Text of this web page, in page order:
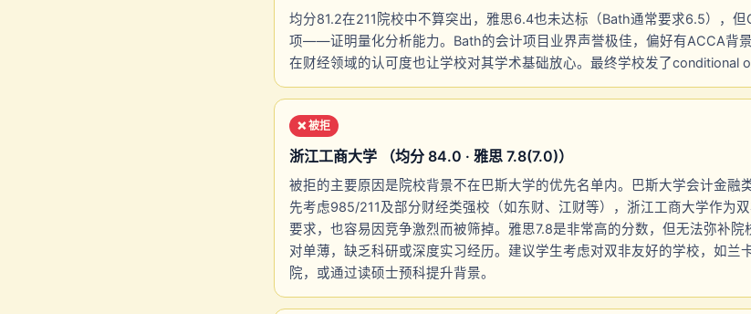
均分81.2在211院校中不算突出，雅思6.4也未达标（Bath通常要求6.5），
项——证明量化分析能力。Bath的会计项目业界声誉极佳，偏好有ACCA背
在财经领域的认可度也让学校对其学术基础放心。最终学校发了conditional
❌ 被拒
浙江工商大学 （均分 84.0 · 雅思 7.8(7.0)）
被拒的主要原因是院校背景不在巴斯大学的优先名单内。巴斯大学会计金融
先考虑985/211及部分财经类强校（如东财、江财等），浙江工商大学作为
要求，也容易因竞争激烈而被筛掉。雅思7.8是非常高的分数，但无法弥补院
对单薄，缺乏科研或深度实习经历。建议学生考虑对双非友好的学校，如兰
院，或通过读硕士预科提升背景。